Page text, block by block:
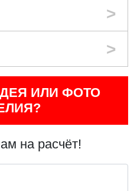
ИЛИ ФОТО
на расчёт!